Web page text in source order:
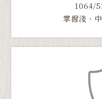
1064/
掌握淺、